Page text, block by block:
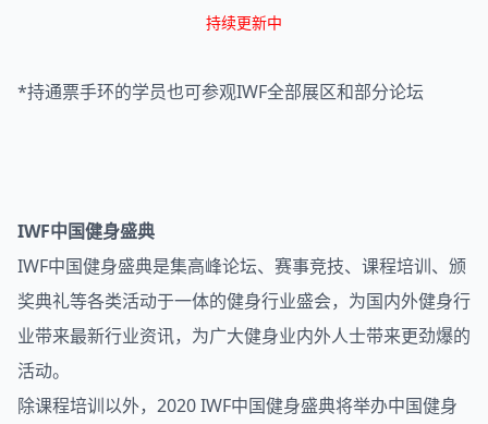
持续更新中
*持通票手环的学员也可参观IWF全部展区和部分论坛
IWF中国健身盛典
IWF中国健身盛典是集高峰论坛、赛事竞技、课程培训、颁
奖典礼等各类活动于一体的健身行业盛会，为国内外健身行
业带来最新行业资讯，为广大健身业内外人士带来更劲爆的
活动。
除课程培训以外，2020 IWF中国健身盛典将举办中国健身